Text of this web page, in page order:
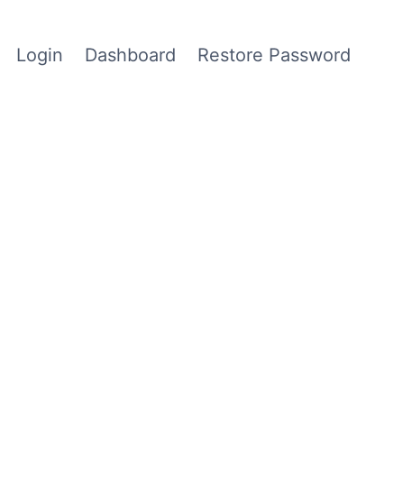
Login Dashboard Restore Password